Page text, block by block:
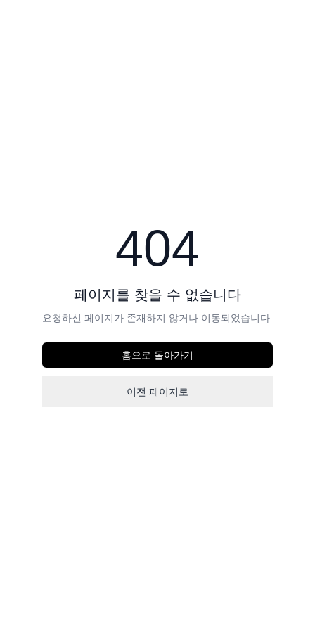
404
페이지를 찾을 수 없습니다
요청하신 페이지가 존재하지 않거나 이동되었습니다.
홈으로 돌아가기
이전 페이지로